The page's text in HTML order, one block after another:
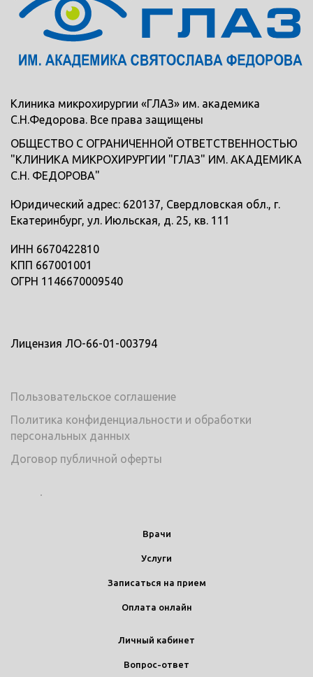
Клиника микрохирургии «ГЛАЗ» им. академика
С.Н.Федорова. Все права защищены
ОБЩЕСТВО С ОГРАНИЧЕННОЙ ОТВЕТСТВЕННОСТЬЮ
"КЛИНИКА МИКРОХИРУРГИИ "ГЛАЗ" ИМ. АКАДЕМИКА
С.Н. ФЕДОРОВА"
Юридический адрес: 620137, Свердловская обл., г.
Екатеринбург, ул. Июльская, д. 25, кв. 111
ИНН 6670422810
КПП 667001001
ОГРН 1146670009540
Лицензия ЛО-66-01-003794
Пользовательское соглашение
Политика конфиденциальности и обработки
персональных данных
Договор публичной оферты
Врачи
Услуги
Записаться на прием
Оплата онлайн
Личный кабинет
Вопрос-ответ